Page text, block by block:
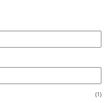
(1)